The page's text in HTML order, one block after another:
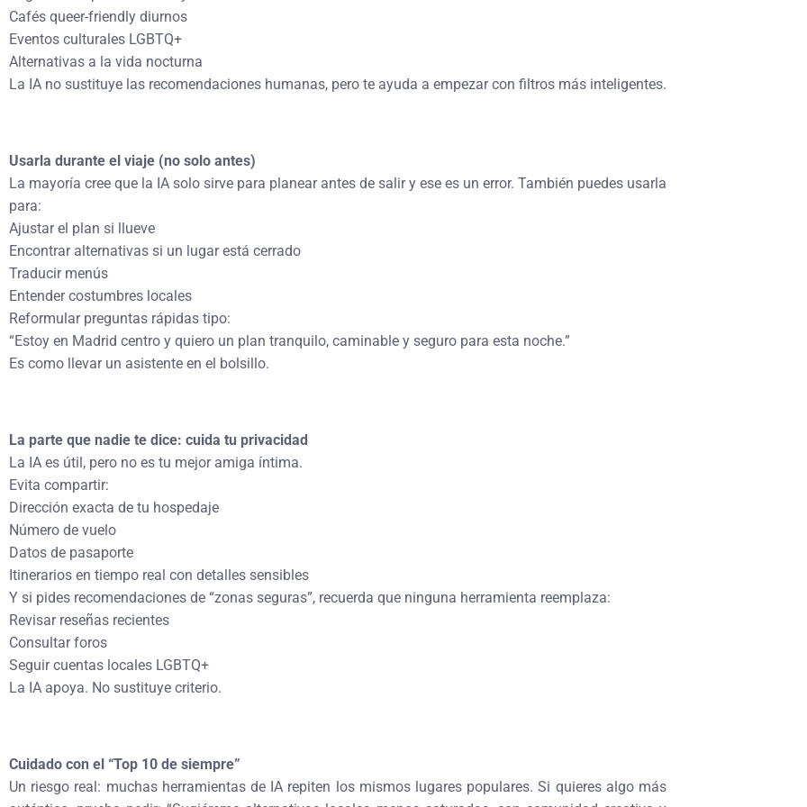
Cafés queer-friendly diurnos
Eventos culturales LGBTQ+
Alternativas a la vida nocturna
La IA no sustituye las recomendaciones humanas, pero te ayuda a empezar con filtros más inteligentes.
Usarla durante el viaje (no solo antes)
La mayoría cree que la IA solo sirve para planear antes de salir y ese es un error. También puedes usarla
para:
Ajustar el plan si llueve
Encontrar alternativas si un lugar está cerrado
Traducir menús
Entender costumbres locales
Reformular preguntas rápidas tipo:
“Estoy en Madrid centro y quiero un plan tranquilo, caminable y seguro para esta noche.”
Es como llevar un asistente en el bolsillo.
La parte que nadie te dice: cuida tu privacidad
La IA es útil, pero no es tu mejor amiga íntima.
Evita compartir:
Dirección exacta de tu hospedaje
Número de vuelo
Datos de pasaporte
Itinerarios en tiempo real con detalles sensibles
Y si pides recomendaciones de “zonas seguras”, recuerda que ninguna herramienta reemplaza:
Revisar reseñas recientes
Consultar foros
Seguir cuentas locales LGBTQ+
La IA apoya. No sustituye criterio.
Cuidado con el “Top 10 de siempre”
Un riesgo real: muchas herramientas de IA repiten los mismos lugares populares. Si quieres algo más